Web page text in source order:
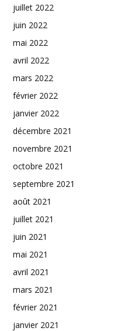
juillet 2022
juin 2022
mai 2022
avril 2022
mars 2022
février 2022
janvier 2022
décembre 2021
novembre 2021
octobre 2021
septembre 2021
août 2021
juillet 2021
juin 2021
mai 2021
avril 2021
mars 2021
février 2021
janvier 2021